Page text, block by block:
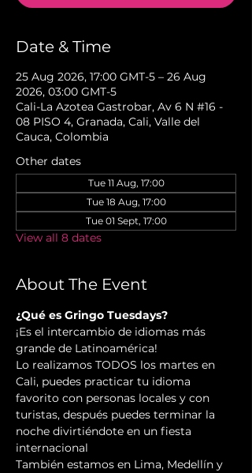
Date & Time
25 Aug 2026, 17:00 GMT-5 – 26 Aug
2026, 03:00 GMT-5
Cali-La Azotea Gastrobar, Av 6 N #16 -
08 PISO 4, Granada, Cali, Valle del
Cauca, Colombia
Other dates
Tue 11 Aug, 17:00
Tue 18 Aug, 17:00
Tue 01 Sept, 17:00
View all 8 dates
About The Event
¿Qué es Gringo Tuesdays?
¡Es el intercambio de idiomas más
grande de Latinoamérica!
Lo realizamos TODOS los martes en
Cali, puedes practicar tu idioma
favorito con personas locales y con
turistas, después puedes terminar la
noche divirtiéndote en un fiesta
internacional
También estamos en Lima, Medellín y